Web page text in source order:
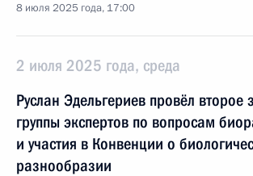
8 июля 2025 года, 17:00
2 июля 2025 года, среда
Руслан Эдельгериев провёл второе
группы экспертов по вопросам
и участия в Конвенции о
разнообразии